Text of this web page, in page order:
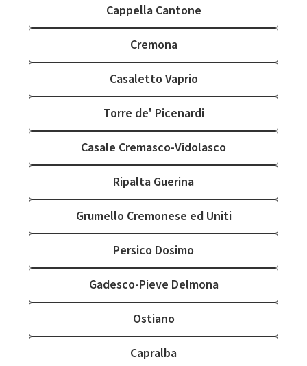
Cappella Cantone
Cremona
Casaletto Vaprio
Torre de' Picenardi
Casale Cremasco-Vidolasco
Ripalta Guerina
Grumello Cremonese ed Uniti
Persico Dosimo
Gadesco-Pieve Delmona
Ostiano
Capralba